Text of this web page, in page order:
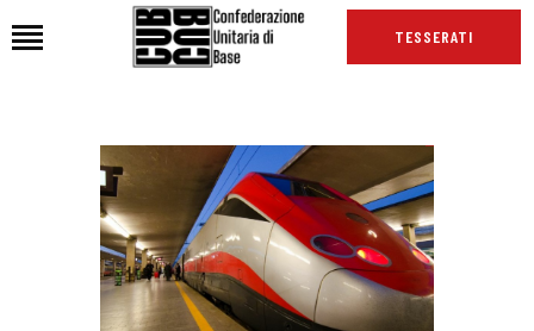
TESSERATI
HOME
CHI SIAMO
SEDI
NEWS
PODCAST CUB